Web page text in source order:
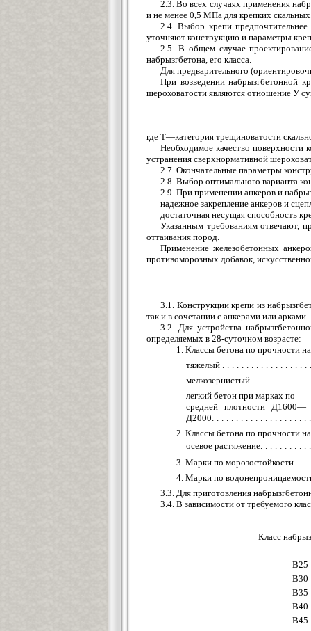
2.3. Во всех случаях применения
и не менее 0,5 МПа для крепких
2.4. Выбор крепи
уточняют конструкцию и параметры
2.5. В общем случае
набрызгбетона, его класса.
Для предварительного
При возведении набрызгбетонной
шероховатости являются отношение У
где Т—категория трещиноватости
Необходимое качество поверхности
устранения сверхнормативной
2.7. Окончательные параметры
2.8. Выбор оптимального варианта
2.9. При применении анкеров и
надежное закрепление анкеров и
достаточная несущая способность
Указанным требованиям отвечают,
оттаивания пород.
Применение железобетонных
противоморозных добавок,
3.1. Конструкции крепи из
так и в сочетании с анкерами или арками.
3.2. Для устройства
определяемых в 28-суточном возрасте:
1. Классы бетона по прочности
тяжелый
мелкозернистый
легкий бетон при марках по
средней плотности Д1600—
Д2000
2. Классы бетона по
осевое растяжение
3. Марки по морозостойкости
4. Марки по
3.3. Для приготовления
3.4. В зависимости от требуемого
Класс
В25
В30
В35
В40
В45